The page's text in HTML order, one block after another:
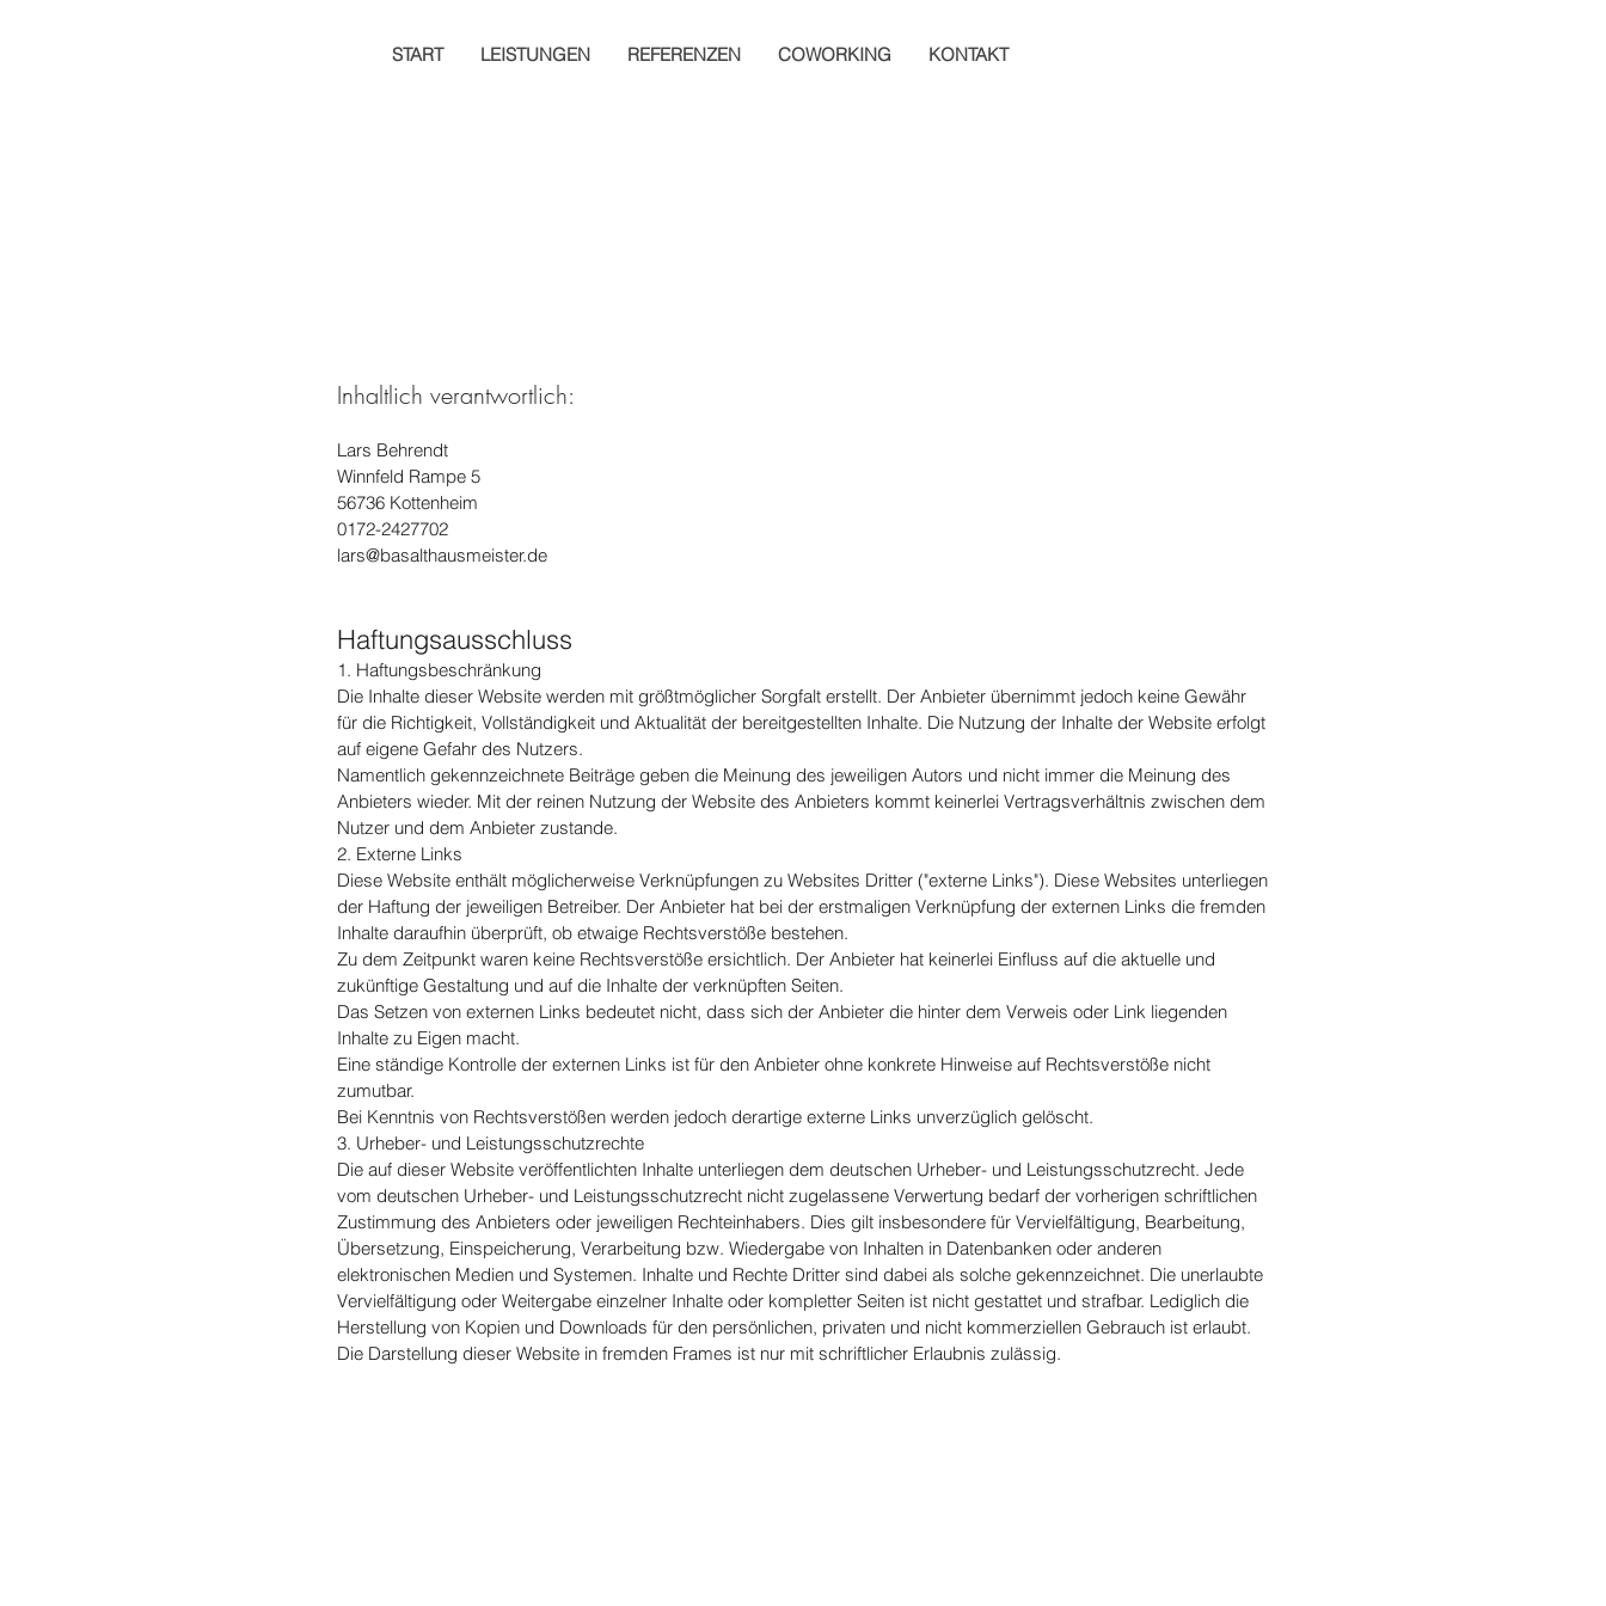
START LEISTUNGEN REFERENZEN COWORKING KONTAKT
Inhaltlich verantwortlich:
Lars Behrendt
Winnfeld Rampe 5
56736 Kottenheim
0172-2427702
lars@basalthausmeister.de
Haftungsausschluss
1. Haftungsbeschränkung
Die Inhalte dieser Website werden mit größtmöglicher Sorgfalt erstellt. Der Anbieter übernimmt jedoch keine Gewähr
für die Richtigkeit, Vollständigkeit und Aktualität der bereitgestellten Inhalte. Die Nutzung der Inhalte der Website erfolgt
auf eigene Gefahr des Nutzers.
Namentlich gekennzeichnete Beiträge geben die Meinung des jeweiligen Autors und nicht immer die Meinung des
Anbieters wieder. Mit der reinen Nutzung der Website des Anbieters kommt keinerlei Vertragsverhältnis zwischen dem
Nutzer und dem Anbieter zustande.
2. Externe Links
Diese Website enthält möglicherweise Verknüpfungen zu Websites Dritter ("externe Links"). Diese Websites unterliegen
der Haftung der jeweiligen Betreiber. Der Anbieter hat bei der erstmaligen Verknüpfung der externen Links die fremden
Inhalte daraufhin überprüft, ob etwaige Rechtsverstöße bestehen.
Zu dem Zeitpunkt waren keine Rechtsverstöße ersichtlich. Der Anbieter hat keinerlei Einfluss auf die aktuelle und
zukünftige Gestaltung und auf die Inhalte der verknüpften Seiten.
Das Setzen von externen Links bedeutet nicht, dass sich der Anbieter die hinter dem Verweis oder Link liegenden
Inhalte zu Eigen macht.
Eine ständige Kontrolle der externen Links ist für den Anbieter ohne konkrete Hinweise auf Rechtsverstöße nicht
zumutbar.
Bei Kenntnis von Rechtsverstößen werden jedoch derartige externe Links unverzüglich gelöscht.
3. Urheber- und Leistungsschutzrechte
Die auf dieser Website veröffentlichten Inhalte unterliegen dem deutschen Urheber- und Leistungsschutzrecht. Jede
vom deutschen Urheber- und Leistungsschutzrecht nicht zugelassene Verwertung bedarf der vorherigen schriftlichen
Zustimmung des Anbieters oder jeweiligen Rechteinhabers. Dies gilt insbesondere für Vervielfältigung, Bearbeitung,
Übersetzung, Einspeicherung, Verarbeitung bzw. Wiedergabe von Inhalten in Datenbanken oder anderen
elektronischen Medien und Systemen. Inhalte und Rechte Dritter sind dabei als solche gekennzeichnet. Die unerlaubte
Vervielfältigung oder Weitergabe einzelner Inhalte oder kompletter Seiten ist nicht gestattet und strafbar. Lediglich die
Herstellung von Kopien und Downloads für den persönlichen, privaten und nicht kommerziellen Gebrauch ist erlaubt.
Die Darstellung dieser Website in fremden Frames ist nur mit schriftlicher Erlaubnis zulässig.